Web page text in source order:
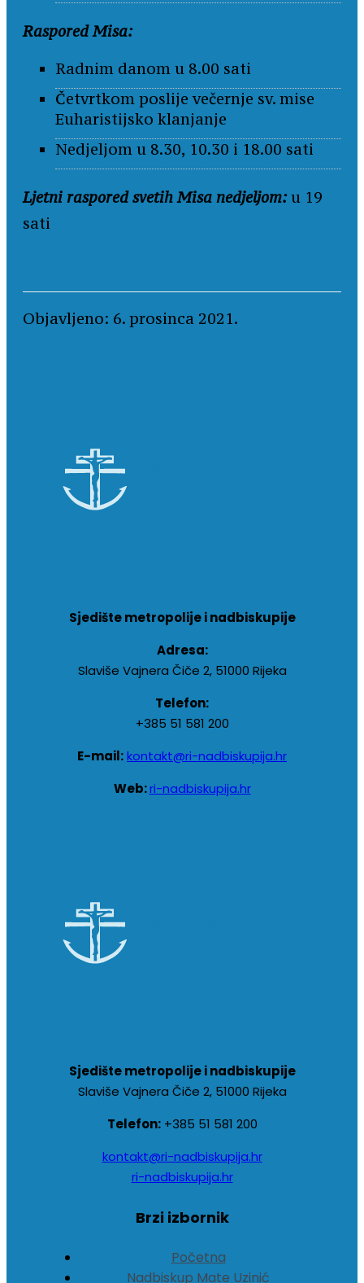
Raspored Misa:
Radnim danom u 8.00 sati
Četvrtkom poslije večernje sv. mise
Euharistijsko klanjanje
Nedjeljom u 8.30, 10.30 i 18.00 sati
Ljetni raspored svetih Misa nedjeljom:u 19
sati
Objavljeno: 6. prosinca 2021.
Sjedište metropolije i nadbiskupije
Adresa:
Slaviše Vajnera Čiče 2, 51000 Rijeka
Telefon:
+385 51 581 200
E-mail:kontakt@ri-nadbiskupija.hr
Web:ri-nadbiskupija.hr
Sjedište metropolije i nadbiskupije
Slaviše Vajnera Čiče 2, 51000 Rijeka
Telefon:+385 51 581 200
kontakt@ri-nadbiskupija.hr
ri-nadbiskupija.hr
Brzi izbornik
Početna
Nadbiskup Mate Uzinić